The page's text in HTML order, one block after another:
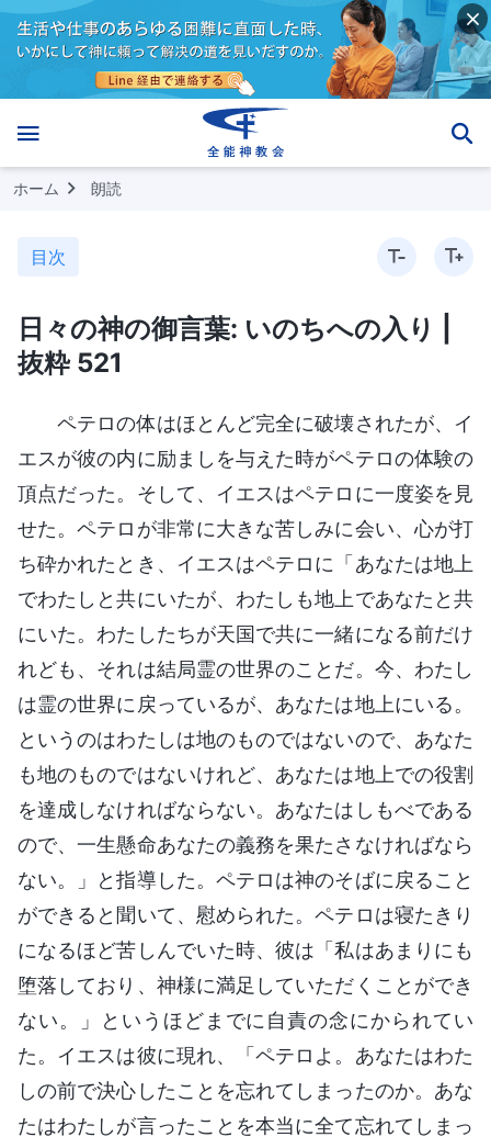
ホーム 朗読
目次
日々の神の御言葉: いのちへの入り |
抜粋 521
ペテロの体はほとんど完全に破壊されたが、イ
エスが彼の内に励ましを与えた時がペテロの体験の
頂点だった。そして、イエスはペテロに一度姿を見
せた。ペテロが非常に大きな苦しみに会い、心が打
ち砕かれたとき、イエスはペテロに「あなたは地上
でわたしと共にいたが、わたしも地上であなたと共
にいた。わたしたちが天国で共に一緒になる前だけ
れども、それは結局霊の世界のことだ。今、わたし
は霊の世界に戻っているが、あなたは地上にいる。
というのはわたしは地のものではないので、あなた
も地のものではないけれど、あなたは地上での役割
を達成しなければならない。あなたはしもべである
ので、一生懸命あなたの義務を果たさなければなら
ない。」と指導した。ペテロは神のそばに戻ること
ができると聞いて、慰められた。ペテロは寝たきり
になるほど苦しんでいた時、彼は「私はあまりにも
堕落しており、神様に満足していただくことができ
ない。」というほどまでに自責の念にかられてい
た。イエスは彼に現れ、「ペテロよ。あなたはわた
しの前で決心したことを忘れてしまったのか。あな
たはわたしが言ったことを本当に全て忘れてしまっ